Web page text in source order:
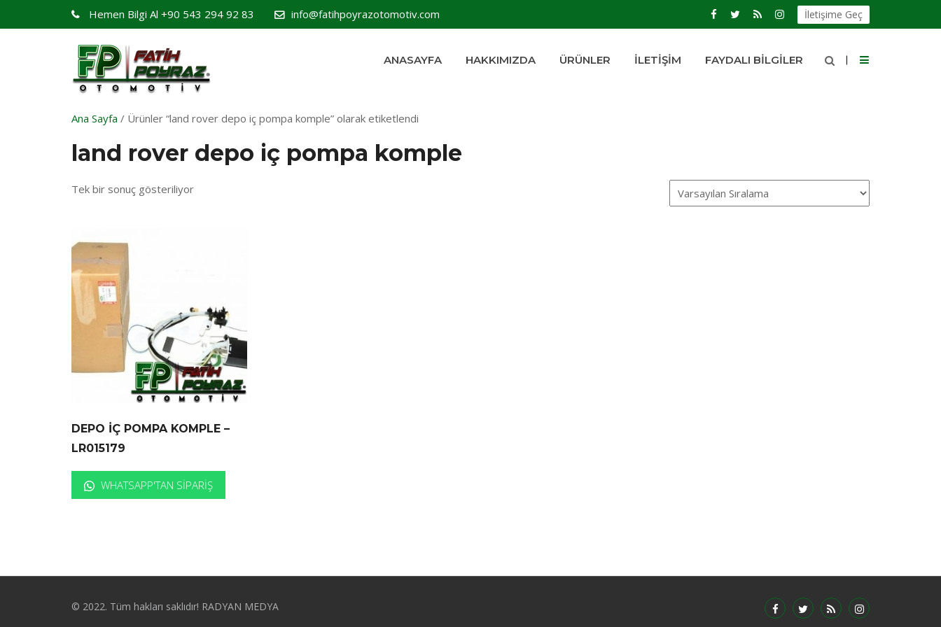
Hemen Bilgi Al +90 543 294 92 83 info@fatihpoyrazotomotiv.com İletişime Geç
ANASAYFA HAKKIMIZDA ÜRÜNLER İLETIŞIM FAYDALI BILGILER
Ana Sayfa / Ürünler “land rover depo iç pompa komple” olarak etiketlendi
land rover depo iç pompa komple
Tek bir sonuç gösteriliyor
DEPO İÇ POMPA KOMPLE –
LR015179
WHATSAPP'TAN SIPARIŞ
© 2022. Tüm hakları saklıdır! RADYAN MEDYA